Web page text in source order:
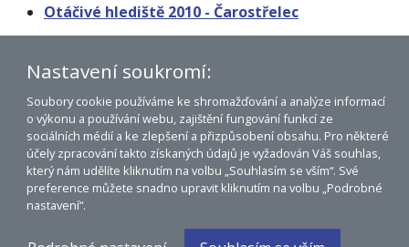
Otáčivé hlediště 2010 - Čarostřelec
Dolní Třebonín na mapě
Prohlášení o přístupnosti
© 2007 - 2026 Obec Dolní Třebonín
Nastavení soukromí:
Soubory cookie používáme ke shromažďování a analýze informací
o výkonu a používání webu, zajištění fungování funkcí ze
sociálních médií a ke zlepšení a přizpůsobení obsahu. Pro některé
účely zpracování takto získaných údajů je vyžadován Váš souhlas,
který nám udělíte kliknutím na volbu „Souhlasím se vším“. Své
preference můžete snadno upravit kliknutím na volbu „Podrobné
nastavení“.